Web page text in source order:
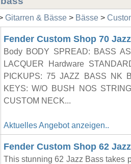
Gitarren & Bässe> Bässe>
Fender Custom Shop 70
Body BODY SPREAD: BASS
LACQUER Hardware
PICKUPS: 75 JAZZ BASS NK
KEYS: W/O BUSH NOS
CUSTOM NECK...
Aktuelles Angebot anzeigen..
Fender Custom Shop 62
This stunning 62 Jazz Bass takes